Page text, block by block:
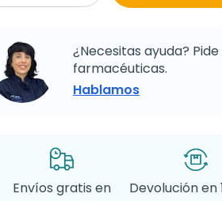
¿Necesitas ayuda?
farmacéuticas.
Hablamos
Envíos gratis en
Devolución en